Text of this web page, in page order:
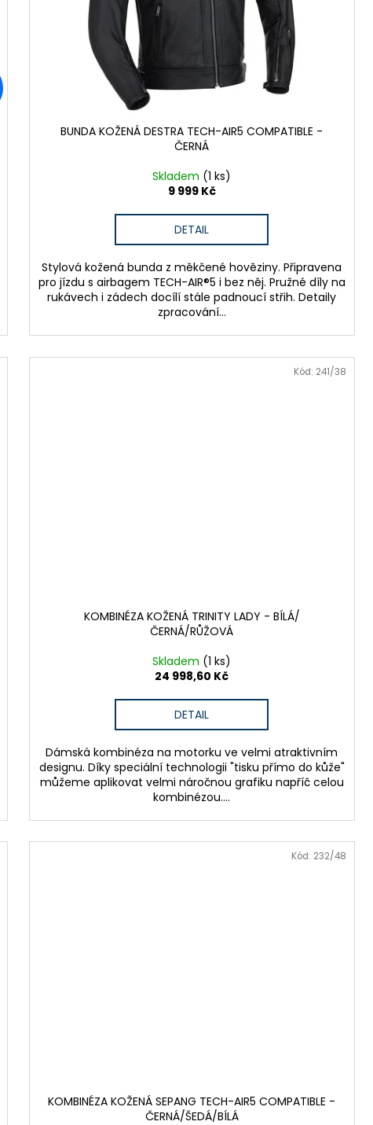
BUNDA KOŽENÁ DESTRA TECH-AIR5 COMPATIBLE -
ČERNÁ
Skladem (1 ks)
9 999 Kč
DETAIL
Stylová kožená bunda z měkčené hověziny. Připravena
pro jízdu s airbagem TECH-AIR®5 i bez něj. Pružné díly na
rukávech i zádech docílí stále padnoucí střih. Detaily
zpracování...
KOMBINÉZA KOŽENÁ TRINITY LADY - BÍLÁ/
ČERNÁ/RŮŽOVÁ
Skladem (1 ks)
24 998,60 Kč
DETAIL
Dámská kombinéza na motorku ve velmi atraktivním
designu. Díky speciální technologii "tisku přímo do kůže"
můžeme aplikovat velmi náročnou grafiku napříč celou
kombinézou....
Kód: 241/38
KOMBINÉZA KOŽENÁ SEPANG TECH-AIR5 COMPATIBLE -
ČERNÁ/ŠEDÁ/BÍLÁ
Kód: 232/48